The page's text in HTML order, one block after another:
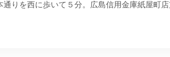
りを西に歩いて５分。広島信用金庫紙屋町